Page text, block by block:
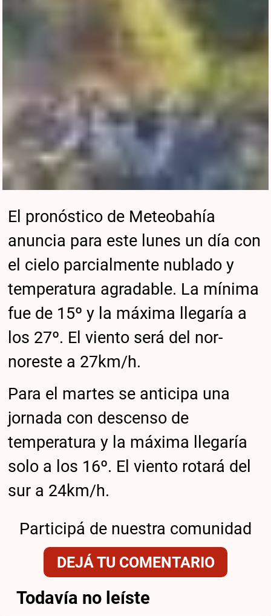
El pronóstico de Meteobahía
anuncia para este lunes un día con
el cielo parcialmente nublado y
temperatura agradable. La mínima
fue de 15º y la máxima llegaría a
los 27º. El viento será del nor-
noreste a 27km/h.
Para el martes se anticipa una
jornada con descenso de
temperatura y la máxima llegaría
solo a los 16º. El viento rotará del
sur a 24km/h.
Participá de nuestra comunidad
DEJÁ TU COMENTARIO
Todavía no leíste